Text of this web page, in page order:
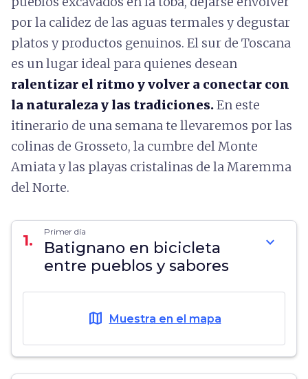
por la calidez de las aguas termales y degustar
platos y productos genuinos. El sur de Toscana
es un lugar ideal para quienes desean
ralentizar el ritmo y volver a conectar con
la naturaleza y las tradiciones.En este
itinerario de una semana te llevaremos por las
colinas de Grosseto, la cumbre del Monte
Amiata y las playas cristalinas de la Maremma
del Norte.
1. Primer día
Batignano en bicicleta
entre pueblos y sabores
expand_more
map Muestra en el mapa